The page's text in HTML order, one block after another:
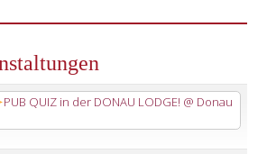
PUB QUIZ in der DONAU LODGE! @ Donau